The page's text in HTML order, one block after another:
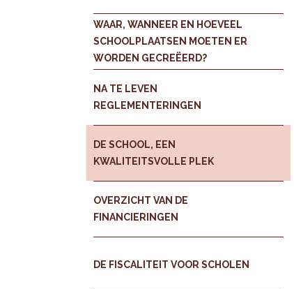
WAAR, WANNEER EN HOEVEEL
SCHOOLPLAATSEN MOETEN ER
WORDEN GECREËERD?
NA TE LEVEN
REGLEMENTERINGEN
DE SCHOOL, EEN
KWALITEITSVOLLE PLEK
OVERZICHT VAN DE
FINANCIERINGEN
DE FISCALITEIT VOOR SCHOLEN